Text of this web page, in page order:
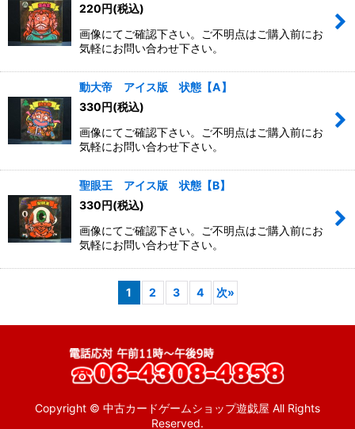
220円(税込)
画像にてご確認下さい。ご不明点はご購入前にお
気軽にお問い合わせ下さい。
動大帝 アイス版 状態【A】
330円(税込)
画像にてご確認下さい。ご不明点はご購入前にお
気軽にお問い合わせ下さい。
聖眼王 アイス版 状態【B】
330円(税込)
画像にてご確認下さい。ご不明点はご購入前にお
気軽にお問い合わせ下さい。
1 2 3 4 次»
Copyright © 中古カードゲームショップ遊戯屋 All Rights
Reserved.